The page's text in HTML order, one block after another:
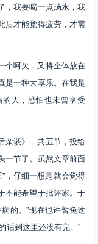
，我要喝一点汤水，我
后才能觉得疲劳，才需
呵欠，又将全体放在
是一种大享乐。在我是
人，恐怕也未曾享受
谈》，共五节，投给
一节了。虽然文章前面
”，仔细一想是就会觉得
不能希望于批评家。于
的。”现在也许暂免这
话到这里还没有完。”